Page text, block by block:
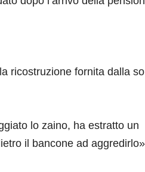
ricostruzione fornita dalla
lo zaino, ha estratto un
il bancone ad